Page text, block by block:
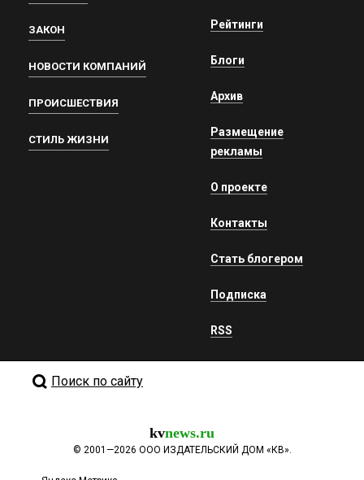
ЗАКОН
НОВОСТИ КОМПАНИЙ
ПРОИСШЕСТВИЯ
СТИЛЬ ЖИЗНИ
Рейтинги
Блоги
Архив
Размещение
рекламы
О проекте
Контакты
Стать блогером
Подписка
RSS
Поиск по сайту
kvnews.ru
© 2001—2026 ООО ИЗДАТЕЛЬСКИЙ ДОМ «КВ».